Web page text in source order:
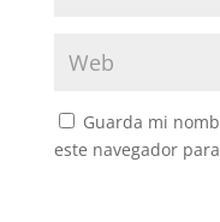
Guarda mi
este navegador